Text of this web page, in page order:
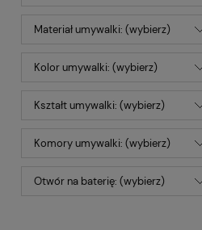
Materiał umywalki: (wybierz)
Kolor umywalki: (wybierz)
Kształt umywalki: (wybierz)
Komory umywalki: (wybierz)
Otwór na baterię: (wybierz)